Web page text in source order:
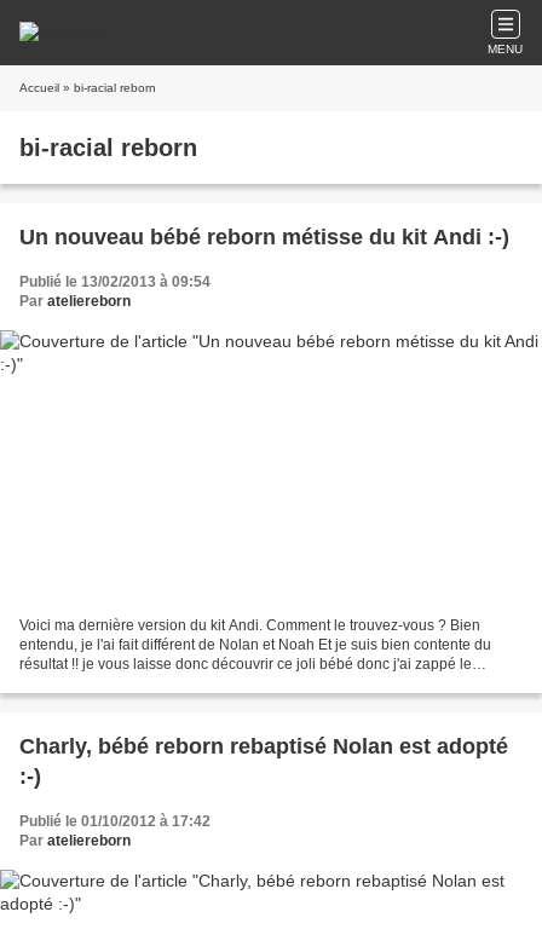
MENU
Accueil » bi-racial reborn
bi-racial reborn
Un nouveau bébé reborn métisse du kit Andi :-)
Publié le 13/02/2013 à 09:54
Par ateliereborn
Voici ma dernière version du kit Andi. Comment le trouvez-vous ? Bien
entendu, je l'ai fait différent de Nolan et Noah Et je suis bien contente du
résultat !! je vous laisse donc découvrir ce joli bébé donc j'ai zappé le
Charly, bébé reborn rebaptisé Nolan est adopté
:-)
Publié le 01/10/2012 à 17:42
Par ateliereborn